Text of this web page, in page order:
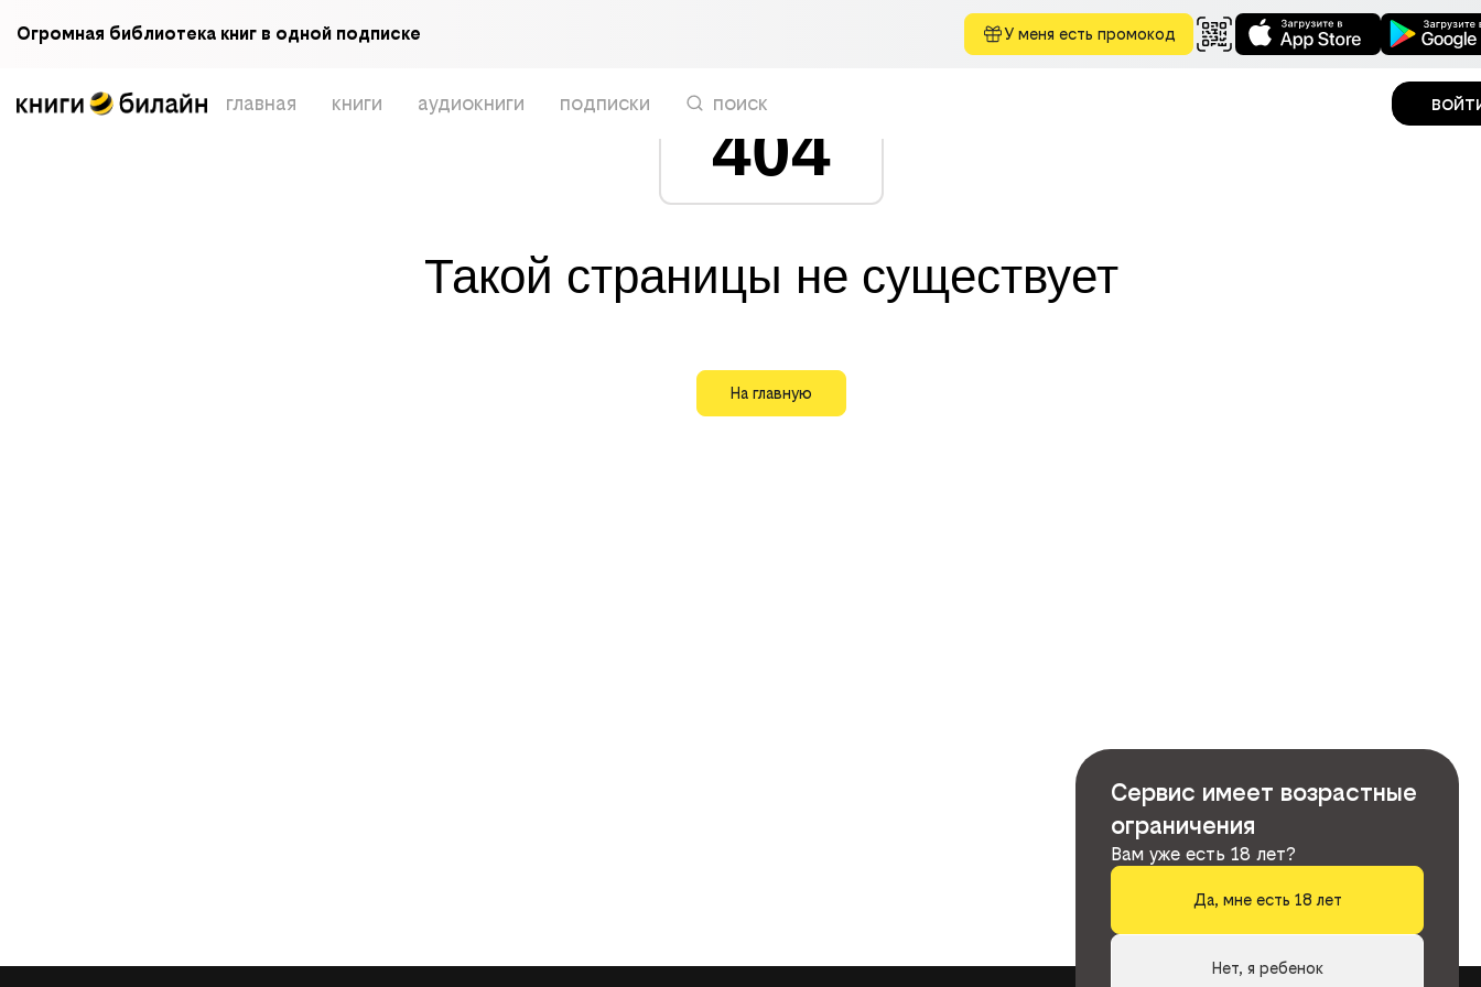
Огромная библиотека книг в одной подписке У меня есть промокод
главная книги аудиокниги подписки поиск
404
Такой страницы не существует
На главную
Сервис имеет возрастные
ограничения
Вам уже есть 18 лет?
Да, мне есть 18 лет
Нет, я ребенок